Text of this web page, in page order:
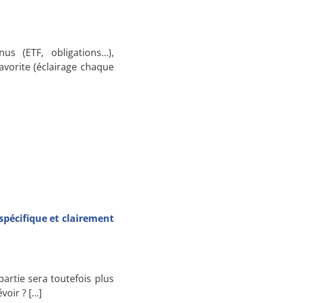
(ETF, obligations…),
(éclairage chaque
et clairement
sera toutefois plus
? […]